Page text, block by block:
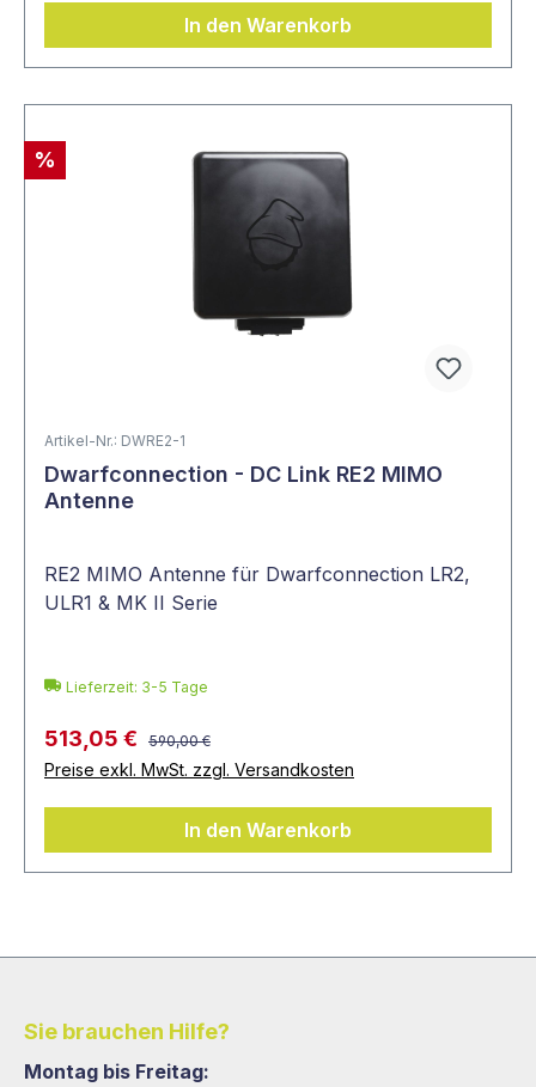
In den Warenkorb
%
Artikel-Nr.: DWRE2-1
Dwarfconnection - DC Link RE2 MIMO
Antenne
RE2 MIMO Antenne für Dwarfconnection LR2,
ULR1 & MK II Serie
Lieferzeit: 3-5 Tage
513,05 € 590,00 €
Preise exkl. MwSt. zzgl. Versandkosten
In den Warenkorb
Sie brauchen Hilfe?
Montag bis Freitag: